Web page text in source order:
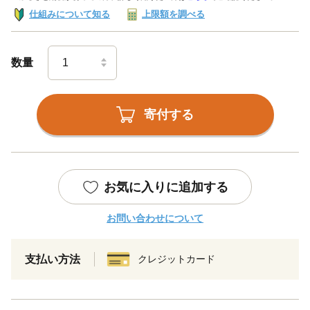
仕組みについて知る 上限額を調べる
数量
寄付する
お気に入りに追加する
お問い合わせについて
支払い方法 クレジットカード